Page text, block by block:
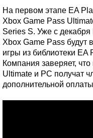
На первом этапе EA
Xbox Game Pass
Series S. Уже с декабря
Xbox Game Pass будут
игры из библиотеки
Компания заверяет,
Ultimate и PC получат
дополнительной